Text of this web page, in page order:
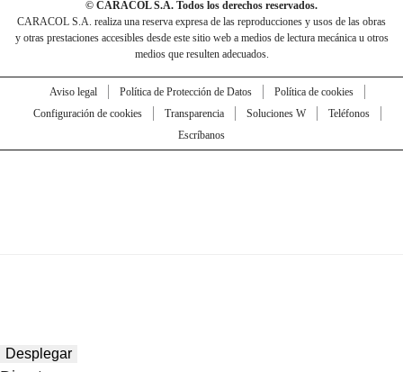
© CARACOL S.A. Todos los derechos reservados.
CARACOL S.A. realiza una reserva expresa de las reproducciones y usos de las obras
y otras prestaciones accesibles desde este sitio web a medios de lectura mecánica u otros
medios que resulten adecuados.
Aviso legal Política de Protección de Datos
Política de cookies
Configuración de cookies
Transparencia Soluciones W
Teléfonos
Escríbanos
Desplegar